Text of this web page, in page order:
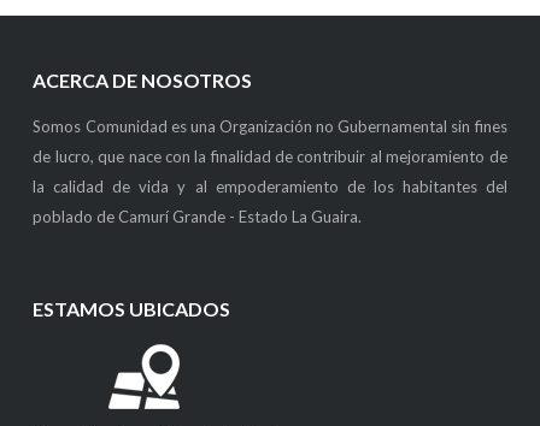
ACERCA DE NOSOTROS
Somos Comunidad es una Organización no Gubernamental sin fines
de lucro, que nace con la finalidad de contribuir al mejoramiento de
la calidad de vida y al empoderamiento de los habitantes del
poblado de Camurí Grande - Estado La Guaira.
ESTAMOS UBICADOS